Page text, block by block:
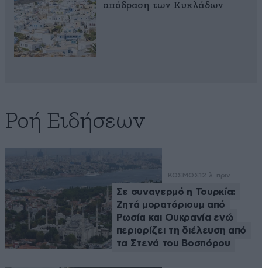
απόδραση των Κυκλάδων
Ροή Ειδήσεων
ΚΟΣΜΟΣ 12 λ. πριν
Σε συναγερμό η Τουρκία:
Ζητά μορατόριουμ από
Ρωσία και Ουκρανία ενώ
περιορίζει τη διέλευση από
τα Στενά του Βοσπόρου